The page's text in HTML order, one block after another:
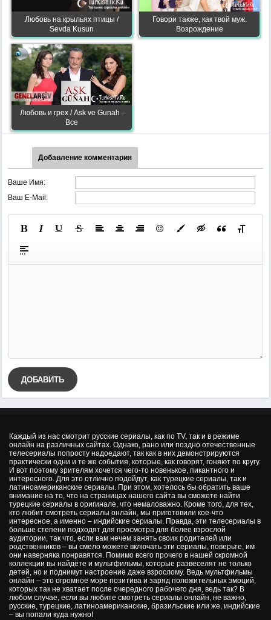
Любовь на крыльях птицы /
Sevda Kusun
Говори также, как твой муж.
Возрождение
Любовь и грех / Ask ve Gunah -
Все
Добавление комментария
Ваше Имя:
Ваш E-Mail:
ДОБАВИТЬ
Каждый из нас смотрит русские сериалы, как по TV, так и в режиме
онлайн на различных сайтах. Однако, рано или поздно отечественные
телесериалы попросту надоедают, так как в них демонстрируются
практически одни и те же события, которые, как говорят, гоняют по кругу.
И вот поэтому зрителям хочется чего-то новенькое, пикантного и
интересного. Для это отлично подойдут, как турецкие сериалы, так и
латиноамериканские сериалы. При этом, хотелось бы обратить ваше
внимание на то, что на страницах нашего сайта вы сможете найти
турецкие сериалы в оригинале, что немаловажно. Кроме того, для тех,
кто любит смотреть сериалы онлайн, мы приготовили кое-что
интересное, а именно – индийские сериалы. Правда, эти телесериалы в
больше степени подходят для просмотра для более взрослой
аудитории, так что, если вам нечем занять своих родителей или
родственников – вы смело можете включать эти сериалы, поверьте, им
они наверняка понравятся. Помимо всего прочего в нашей скромной
коллекции вы найдёте и мультфильмы, которые развеселят не только
детей, но и поднимут настроение даже взрослому. Ведь мультфильмы
онлайн – это огромное море позитива и заряд положительных эмоций,
которых так не хватает после очередного рабочего дня, ведь так? В
любом случае, если вы любите смотреть сериалы онлайн, не важно,
русские, турецкие, латиноамериканские, бразильские или же, индийские
– вы попали куда нужно!